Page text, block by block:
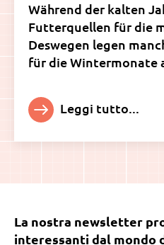
Während der kalten
Futterquellen für die
Deswegen legen
für die Wintermonate
Leggi tutto...
La nostra newsletter
interessanti dal mondo